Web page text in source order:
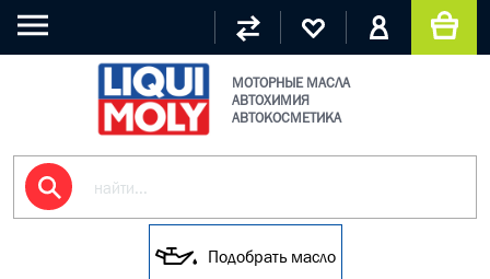
МОТОРНЫЕ МАСЛА
АВТОХИМИЯ
АВТОКОСМЕТИКА
Подобрать масло